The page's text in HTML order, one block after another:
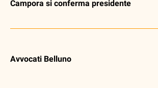
Campora si conferma presidente
Avvocati Belluno